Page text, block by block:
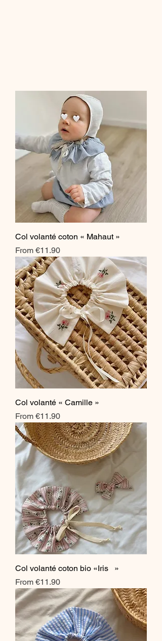
Col volanté coton « Mahaut »
From €11.90
Sale Price
Col volanté « Camille »
From €11.90
Sale Price
Col volanté coton bio «Iris »
From €11.90
Sale Price